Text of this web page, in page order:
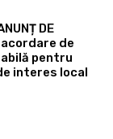
DE
acordare de
pentru
interes local